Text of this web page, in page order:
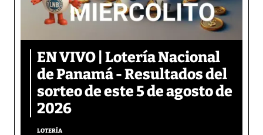
EN VIVO | Lotería Nacional
de Panamá - Resultados del
sorteo de este 5 de agosto de
2026
LOTERÍA